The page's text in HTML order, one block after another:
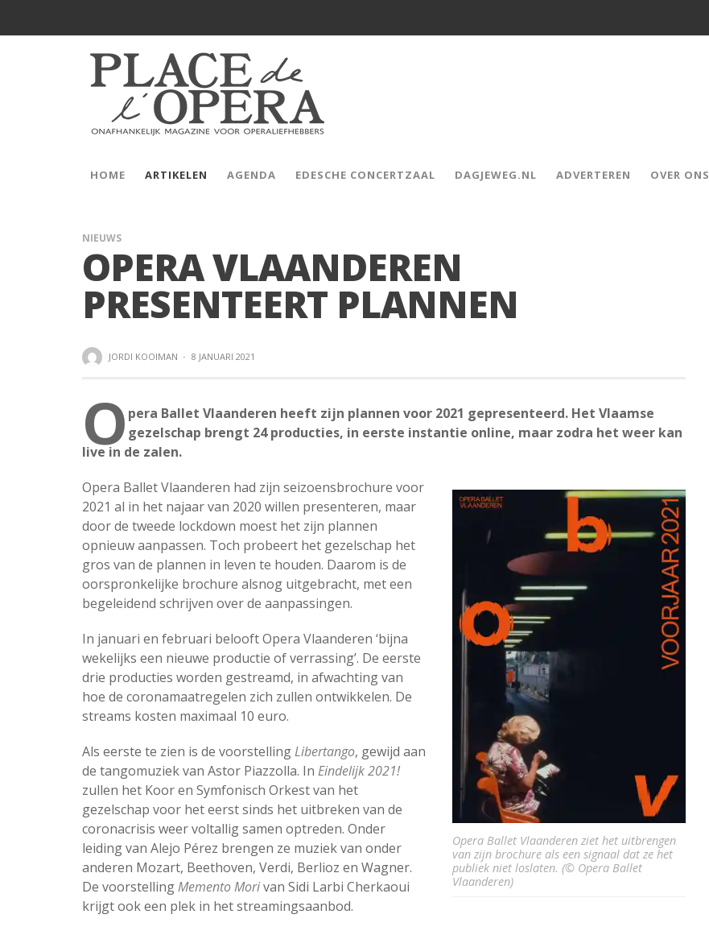
HOME ARTIKELEN AGENDA EDESCHE CONCERTZAAL DAGJEWEG.NL ADVERTEREN OVER ONS
NIEUWS
OPERA VLAANDEREN
PRESENTEERT PLANNEN
JORDI KOOIMAN · 8 JANUARI 2021
O pera Ballet Vlaanderen heeft zijn plannen voor 2021 gepresenteerd. Het Vlaamse
gezelschap brengt 24 producties, in eerste instantie online, maar zodra het weer kan
live in de zalen.
Opera Ballet Vlaanderen ziet het uitbrengen
van zijn brochure als een signaal dat ze het
publiek niet loslaten. (© Opera Ballet
Vlaanderen)
Opera Ballet Vlaanderen had zijn seizoensbrochure voor
2021 al in het najaar van 2020 willen presenteren, maar
door de tweede lockdown moest het zijn plannen
opnieuw aanpassen. Toch probeert het gezelschap het
gros van de plannen in leven te houden. Daarom is de
oorspronkelijke brochure alsnog uitgebracht, met een
begeleidend schrijven over de aanpassingen.
In januari en februari belooft Opera Vlaanderen ‘bijna
wekelijks een nieuwe productie of verrassing’. De eerste
drie producties worden gestreamd, in afwachting van
hoe de coronamaatregelen zich zullen ontwikkelen. De
streams kosten maximaal 10 euro.
Als eerste te zien is de voorstellingLibertango, gewijd aan
de tangomuziek van Astor Piazzolla. In Eindelijk 2021!
zullen het Koor en Symfonisch Orkest van het
gezelschap voor het eerst sinds het uitbreken van de
coronacrisis weer voltallig samen optreden. Onder
leiding van Alejo Pérez brengen ze muziek van onder
anderen Mozart, Beethoven, Verdi, Berlioz en Wagner.
De voorstellingMemento Morivan Sidi Larbi Cherkaoui
krijgt ook een plek in het streamingsaanbod.